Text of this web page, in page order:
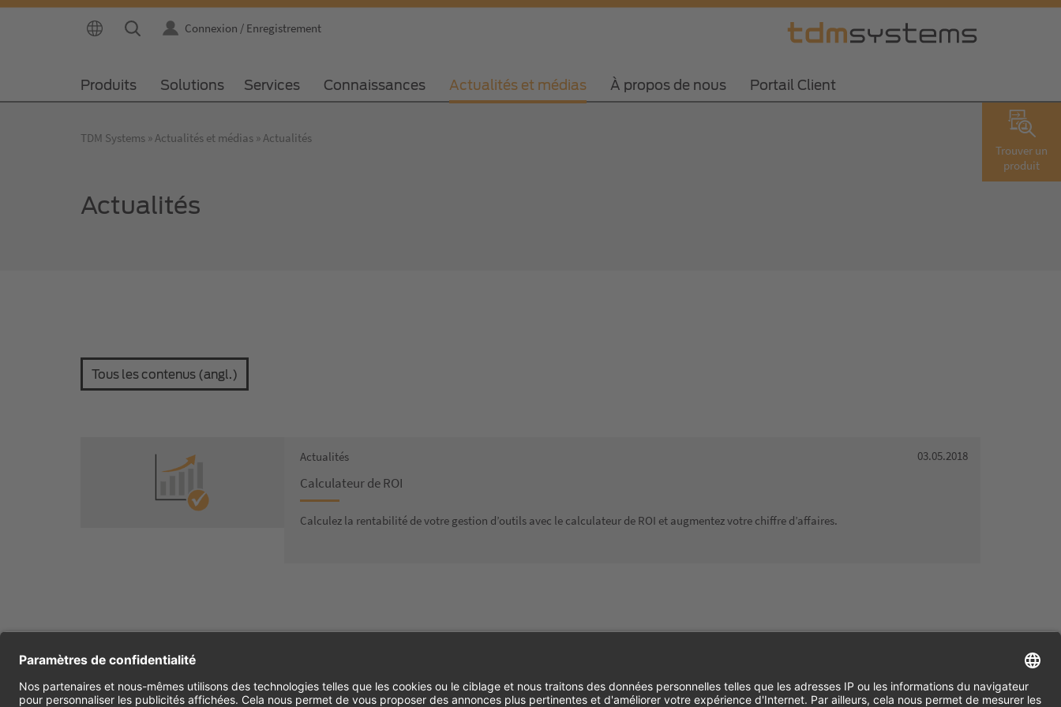
Connexion / Enregistrement
Produits Solutions Services Connaissances Actualités et médias À propos de nous Portail Client
Trouver un
produit
TDM Systems Actualités et médias Actualités
Actualités
Tous les contenus (angl.)
Actualités 03.05.2018
Calculateur de ROI
Calculez la rentabilité de votre gestion d’outils avec le calculateur de ROI et augmentez votre chiffre d’affaires.